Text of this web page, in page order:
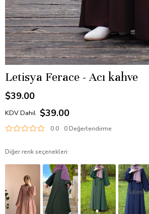
Letisya Ferace - Acı kahve
$39.00
KDV Dahil $39.00
0.0 0 Değerlendirme
Diğer renk seçenekleri:
Tükendi